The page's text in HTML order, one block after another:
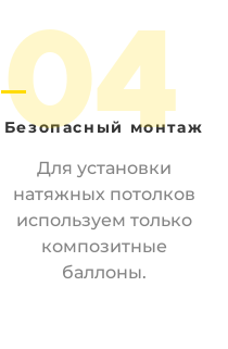
04
Безопасный монтаж
Для установки
натяжных потолков
используем только
композитные
баллоны.